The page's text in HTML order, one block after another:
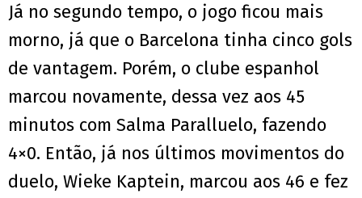
Já no segundo tempo, o jogo ficou mais
morno, já que o Barcelona tinha cinco gols
de vantagem. Porém, o clube espanhol
marcou novamente, dessa vez aos 45
minutos com Salma Paralluelo, fazendo
4×0. Então, já nos últimos movimentos do
duelo, Wieke Kaptein, marcou aos 46 e fez